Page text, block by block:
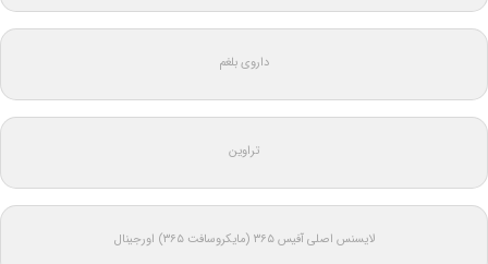
داروی بلغم
تراوین
لایسنس اصلی آفیس ۳۶۵ (مایکروسافت ۳۶۵) اورجینال